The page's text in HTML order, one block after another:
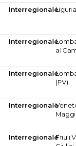
Interregionale
Interregionale
al
Interregionale
(PV)
Interregionale
InterregionaleFriuli